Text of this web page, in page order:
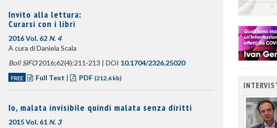
Invito alla lettura:
Curarsi con i libri
2016 Vol. 62 N. 4
A cura di Daniela Scala
Boll SIFO2016;62(4):211-213 | DOI 10.1704/2326.25020
FREE Full Text | PDF (212,6 kb)
Io, malata invisibile quindi malata senza diritti
2015 Vol. 61 N. 3